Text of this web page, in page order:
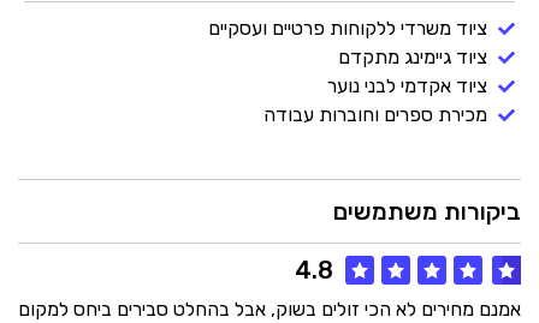
ציוד משרדי ללקוחות פרטיים ועסקיים
ציוד גיימינג מתקדם
ציוד אקדמי לבני נוער
מכירת ספרים וחוברות עבודה
ביקורות משתמשים
4.8
אמנם מחירים לא הכי זולים בשוק, אבל בהחלט סבירים ביחס למקום